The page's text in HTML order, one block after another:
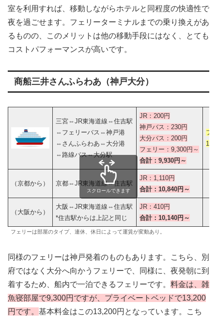
室を利用すれば、移動しながらホテルと同程度の快適性で
夜を過ごせます。フェリーターミナルまでの乗り換えがあ
るものの、このメリットは他の移動手段にはなく、とても
コストパフォーマンスが高いです。
商船三井さんふらわあ（神戸大分）
三宮⇔JR東海道線⇔住吉駅
⇔フェリーバス⇔神戸港
⇔さんふらわあ⇔大分港
⇔路線バス⇔大分駅
JR：200円
神戸バス：230円
大分バス：200円
フェリー：9,300円～
合計：9,930円～
フ
19
（京都から） 京都⇔JR東海道線⇔住吉駅
JR：1,110円
合計：10,840円～
（大阪から）
大阪⇔JR東海道線⇔住吉駅
*住吉駅からは上記と同じ
JR：410円
合計：10,140円～
スクロールできます
フェリーは部屋のタイプ、連休、休日によって運賃が変動あり。
同様のフェリーは神戸発着のものもあります。こちら、別
府ではなく大分へ向かうフェリーで、同様に、夜発朝に到
着するため、船内で一泊できるフェリーです。 料金は、雑
魚寝部屋で9,300円ですが、プライベートベッドで13,200
円です。 基本料金はこの13,200円となっています。こち